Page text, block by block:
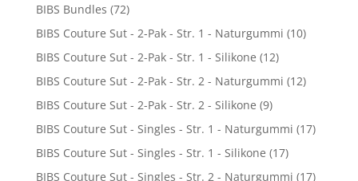
BIBS Bundles (72)
BIBS Couture Sut - 2-Pak - Str. 1 - Naturgummi (10)
BIBS Couture Sut - 2-Pak - Str. 1 - Silikone (12)
BIBS Couture Sut - 2-Pak - Str. 2 - Naturgummi (12)
BIBS Couture Sut - 2-Pak - Str. 2 - Silikone (9)
BIBS Couture Sut - Singles - Str. 1 - Naturgummi (17)
BIBS Couture Sut - Singles - Str. 1 - Silikone (17)
BIBS Couture Sut - Singles - Str. 2 - Naturgummi (17)